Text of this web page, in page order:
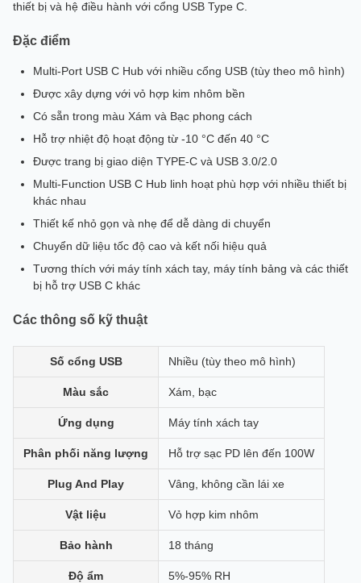
thiết bị và hệ điều hành với cổng USB Type C.
Đặc điểm
Multi-Port USB C Hub với nhiều cổng USB (tùy theo mô hình)
Được xây dựng với vỏ hợp kim nhôm bền
Có sẵn trong màu Xám và Bạc phong cách
Hỗ trợ nhiệt độ hoạt động từ -10 °C đến 40 °C
Được trang bị giao diện TYPE-C và USB 3.0/2.0
Multi-Function USB C Hub linh hoạt phù hợp với nhiều thiết bị
khác nhau
Thiết kế nhỏ gọn và nhẹ để dễ dàng di chuyển
Chuyển dữ liệu tốc độ cao và kết nối hiệu quả
Tương thích với máy tính xách tay, máy tính bảng và các thiết
bị hỗ trợ USB C khác
Các thông số kỹ thuật
Số cổng USB Nhiều (tùy theo mô hình)
Màu sắc Xám, bạc
Ứng dụng Máy tính xách tay
Phân phối năng lượng Hỗ trợ sạc PD lên đến 100W
Plug And Play Vâng, không cần lái xe
Vật liệu Vỏ hợp kim nhôm
Bảo hành 18 tháng
Độ ẩm 5%-95% RH